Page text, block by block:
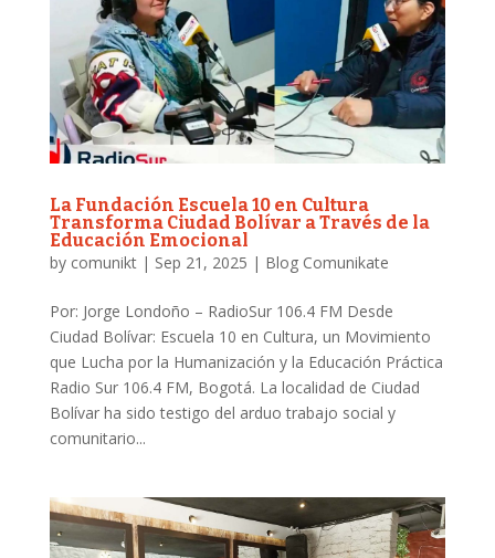
La Fundación Escuela 10 en Cultura
Transforma Ciudad Bolívar a Través de la
Educación Emocional
by comunikt| Sep 21, 2025 | Blog Comunikate
Por: Jorge Londoño – RadioSur 106.4 FM Desde
Ciudad Bolívar: Escuela 10 en Cultura, un Movimiento
que Lucha por la Humanización y la Educación Práctica
Radio Sur 106.4 FM, Bogotá. La localidad de Ciudad
Bolívar ha sido testigo del arduo trabajo social y
comunitario...